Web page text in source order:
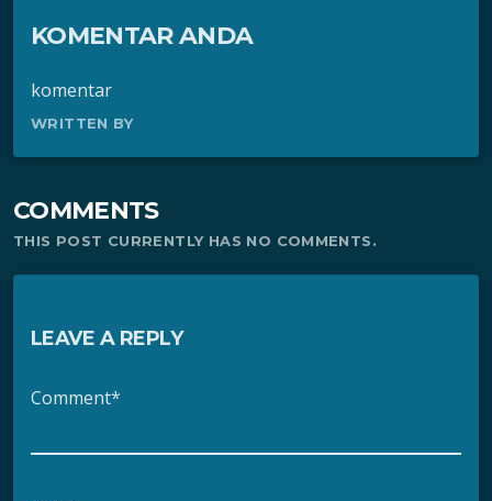
KOMENTAR ANDA
komentar
WRITTEN BY
COMMENTS
THIS POST CURRENTLY HAS NO COMMENTS.
LEAVE A REPLY
Comment*